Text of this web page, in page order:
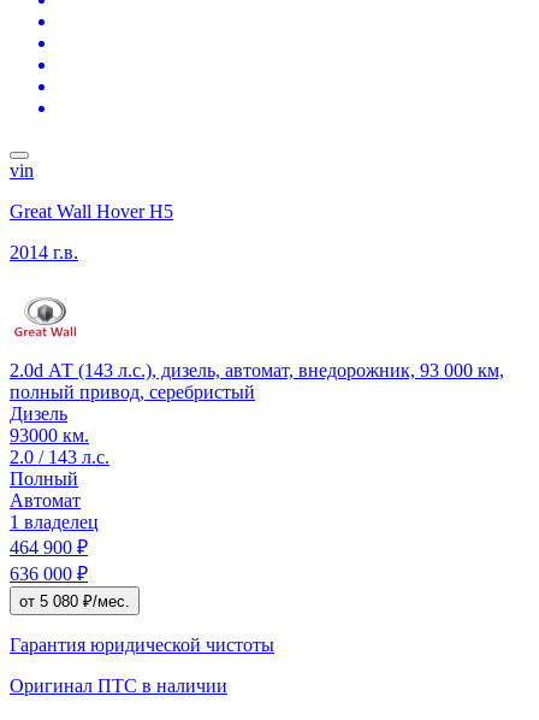
vin
Great Wall Hover H5
2014 г.в.
2.0d АТ (143 л.с.), дизель, автомат, внедорожник, 93 000 км,
полный привод, серебристый
Дизель
93000 км.
2.0 / 143 л.с.
Полный
Автомат
1 владелец
464 900 ₽
636 000 ₽
от 5 080 ₽/мес.
Гарантия юридической чистоты
Оригинал ПТС в наличии